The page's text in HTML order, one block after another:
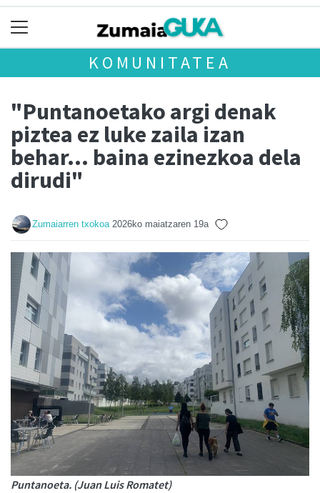
KOMUNITATEA
"Puntanoetako argi denak
piztea ez luke zaila izan
behar... baina ezinezkoa dela
dirudi"
Zumaiarren txokoa 2026ko maiatzaren 19a
Puntanoeta. (Juan Luis Romatet)